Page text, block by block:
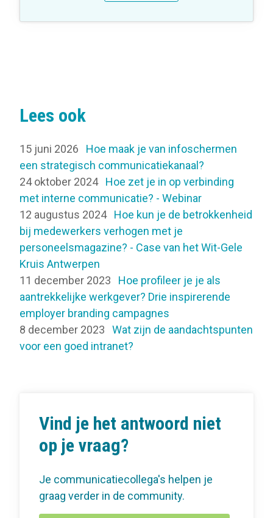
Lees ook
15 juni 2026
Hoe maak je van infoschermen
een strategisch communicatiekanaal?
24 oktober 2024
Hoe zet je in op verbinding
met interne communicatie? - Webinar
12 augustus 2024
Hoe kun je de betrokkenheid
bij medewerkers verhogen met je
personeelsmagazine? - Case van het Wit-Gele
Kruis Antwerpen
11 december 2023
Hoe profileer je je als
aantrekkelijke werkgever? Drie inspirerende
employer branding campagnes
8 december 2023
Wat zijn de aandachtspunten
voor een goed intranet?
Vind je het antwoord niet
op je vraag?
Je communicatiecollega's helpen je
graag verder in de community.